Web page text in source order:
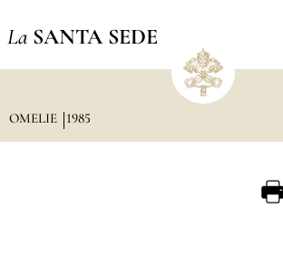
La SANTA SEDE
OMELIE 1985